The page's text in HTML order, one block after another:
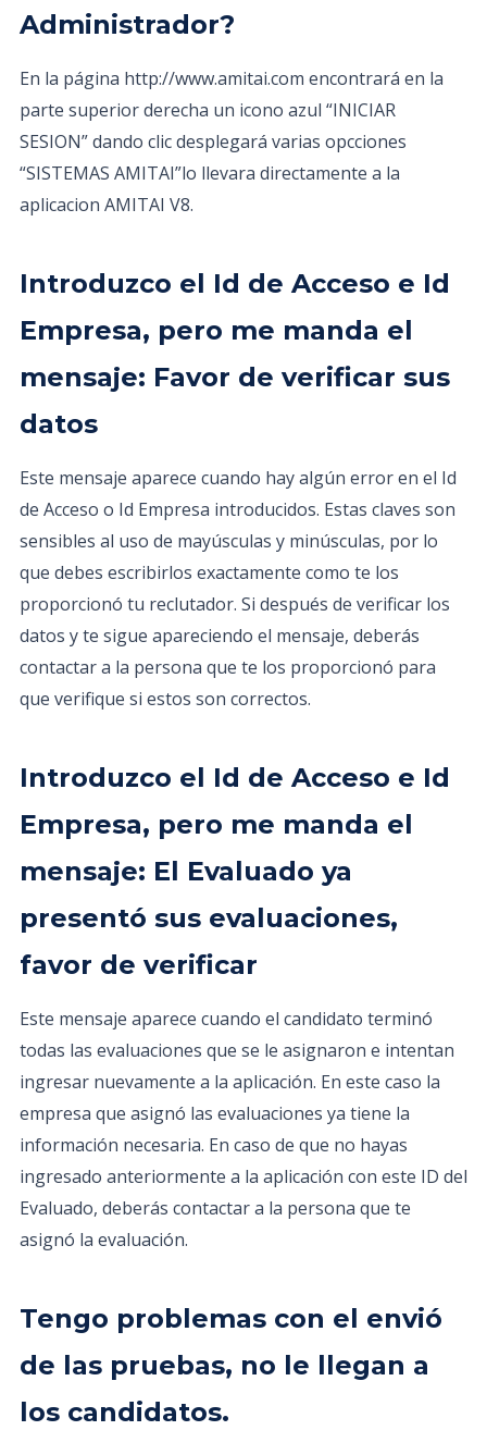
Administrador?
En la página http://www.amitai.com encontrará en la
parte superior derecha un icono azul “INICIAR
SESION” dando clic desplegará varias opcciones
“SISTEMAS AMITAI”lo llevara directamente a la
aplicacion AMITAI V8.
Introduzco el Id de Acceso e Id
Empresa, pero me manda el
mensaje: Favor de verificar sus
datos
Este mensaje aparece cuando hay algún error en el Id
de Acceso o Id Empresa introducidos. Estas claves son
sensibles al uso de mayúsculas y minúsculas, por lo
que debes escribirlos exactamente como te los
proporcionó tu reclutador. Si después de verificar los
datos y te sigue apareciendo el mensaje, deberás
contactar a la persona que te los proporcionó para
que verifique si estos son correctos.
Introduzco el Id de Acceso e Id
Empresa, pero me manda el
mensaje: El Evaluado ya
presentó sus evaluaciones,
favor de verificar
Este mensaje aparece cuando el candidato terminó
todas las evaluaciones que se le asignaron e intentan
ingresar nuevamente a la aplicación. En este caso la
empresa que asignó las evaluaciones ya tiene la
información necesaria. En caso de que no hayas
ingresado anteriormente a la aplicación con este ID del
Evaluado, deberás contactar a la persona que te
asignó la evaluación.
Tengo problemas con el envió
de las pruebas, no le llegan a
los candidatos.